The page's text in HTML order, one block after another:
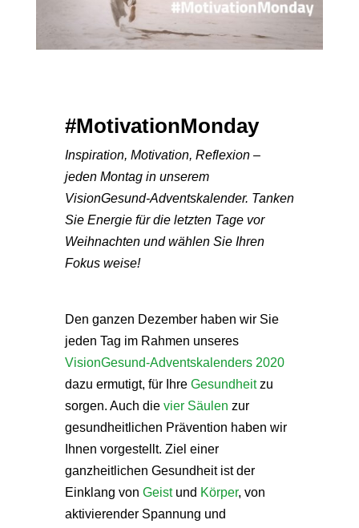
#MotivationMonday
Inspiration, Motivation, Reflexion –
jeden Montag in unserem
VisionGesund-Adventskalender. Tanken
Sie Energie für die letzten Tage vor
Weihnachten und wählen Sie Ihren
Fokus weise!
Den ganzen Dezember haben wir Sie
jeden Tag im Rahmen unseres
VisionGesund-Adventskalenders 2020
dazu ermutigt, für Ihre Gesundheitzu
sorgen. Auch dievier Säulen zur
gesundheitlichen Prävention haben wir
Ihnen vorgestellt. Ziel einer
ganzheitlichen Gesundheit ist der
Einklang von Geistund Körper, von
aktivierender Spannung und